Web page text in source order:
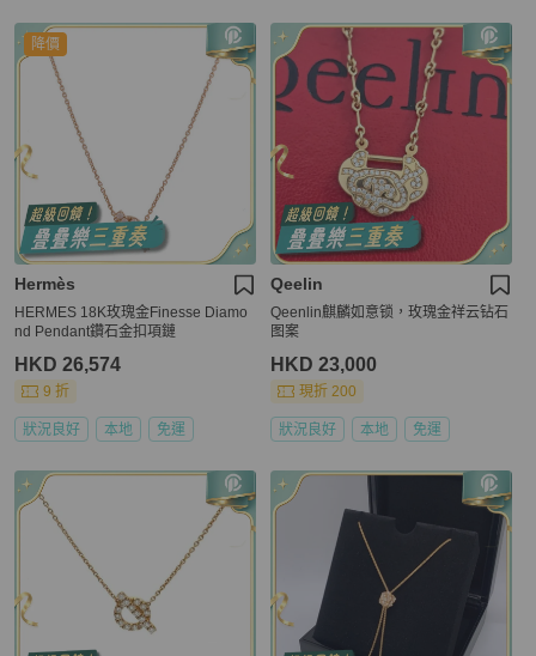
降價
Hermès
HERMES 18K玫瑰金Finesse Diamo
nd Pendant鑽石金扣項鏈
HKD 26,574
9 折
狀況良好 本地 免運
Qeelin
Qeenlin麒麟如意锁，玫瑰金祥云钻石
图案
HKD 23,000
現折 200
狀況良好 本地 免運